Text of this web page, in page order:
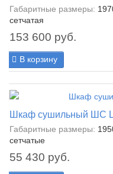
Габаритные размеры:
сетчатая
153 600 руб.
В корзину
Шкаф сушильный ШС
Габаритные размеры:
сетчатые
55 430 руб.